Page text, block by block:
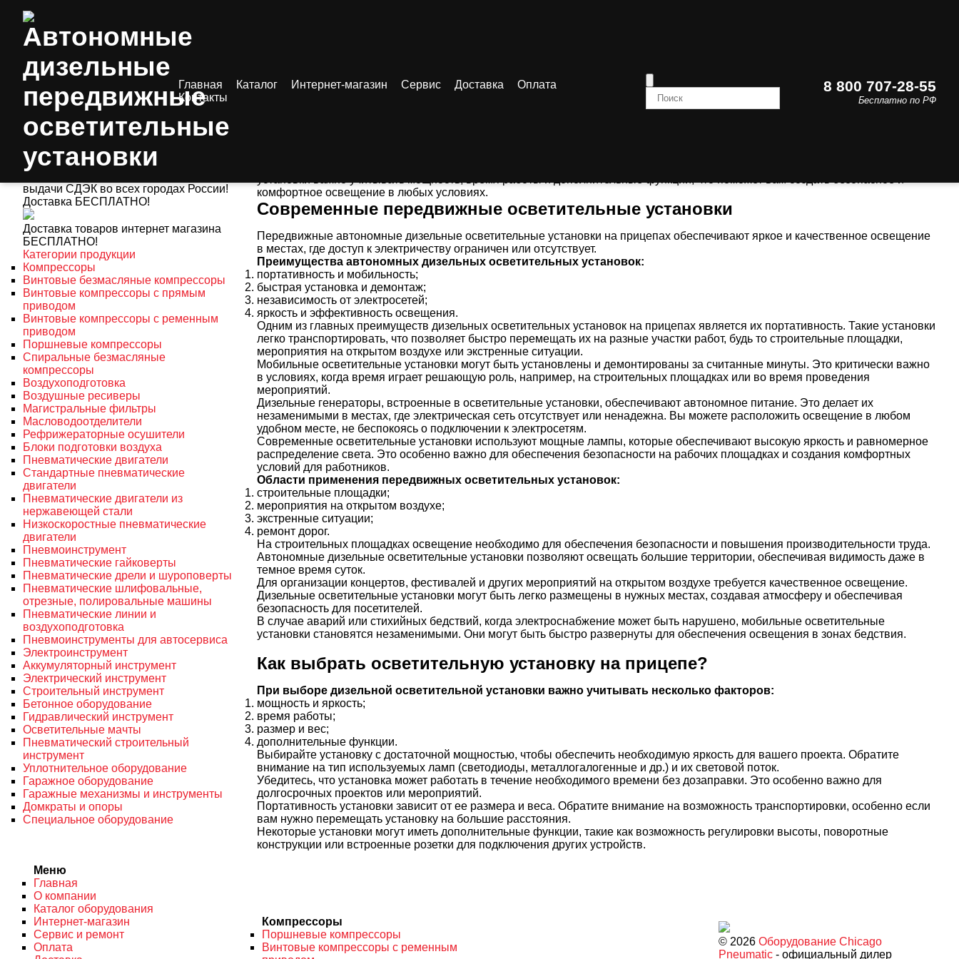
Главная Каталог Интернет-магазин Сервис Доставка
Оплата
Контакты
8 800 707-28-55
Бесплатно по РФ
3000 пунктов выдачи!
Получить оборудование и инструменты
Вы можете в 238 пунктах выдачи ТК
выдачи СДЭК во всех городах России!
Доставка БЕСПЛАТНО!
Доставка товаров интернет магазина
БЕСПЛАТНО!
Категории продукции
Компрессоры
Винтовые безмасляные компрессоры
Винтовые компрессоры с прямым
приводом
Винтовые компрессоры с ременным
приводом
Поршневые компрессоры
Спиральные безмасляные
компрессоры
Воздухоподготовка
Воздушные ресиверы
Магистральные фильтры
Масловодоотделители
Рефрижераторные осушители
Блоки подготовки воздуха
Пневматические двигатели
Стандартные пневматические
двигатели
Пневматические двигатели из
нержавеющей стали
Низкоскоростные пневматические
двигатели
Пневмоинструмент
Пневматические гайковерты
Пневматические дрели и шуроповерты
Пневматические шлифовальные,
отрезные, полировальные машины
Пневматические линии и
воздухоподготовка
Пневмоинструменты для автосервиса
Электроинструмент
Аккумуляторный инструмент
Электрический инструмент
Строительный инструмент
Бетонное оборудование
Гидравлический инструмент
Осветительные мачты
Пневматический строительный
инструмент
Уплотнительное оборудование
Гаражное оборудование
Гаражные механизмы и инструменты
Домкраты и опоры
Специальное оборудование
/Статьи/ Автономные дизельные передвижные осветительные установки
Автономные дизельные передвижные осветительные установки
комфортное освещение в любых условиях.
Современные передвижные осветительные установки
Передвижные автономные дизельные осветительные установки на прицепах обеспечивают яркое и качественное освещение
в местах, где доступ к электричеству ограничен или отсутствует.
Преимущества автономных дизельных осветительных установок:
портативность и мобильность;
быстрая установка и демонтаж;
независимость от электросетей;
яркость и эффективность освещения.
Одним из главных преимуществ дизельных осветительных установок на прицепах является их портативность. Такие установки
легко транспортировать, что позволяет быстро перемещать их на разные участки работ, будь то строительные площадки,
мероприятия на открытом воздухе или экстренные ситуации.
Мобильные осветительные установки могут быть установлены и демонтированы за считанные минуты. Это критически важно
в условиях, когда время играет решающую роль, например, на строительных площадках или во время проведения
мероприятий.
Дизельные генераторы, встроенные в осветительные установки, обеспечивают автономное питание. Это делает их
незаменимыми в местах, где электрическая сеть отсутствует или ненадежна. Вы можете расположить освещение в любом
удобном месте, не беспокоясь о подключении к электросетям.
Современные осветительные установки используют мощные лампы, которые обеспечивают высокую яркость и равномерное
распределение света. Это особенно важно для обеспечения безопасности на рабочих площадках и создания комфортных
условий для работников.
Области применения передвижных осветительных установок:
строительные площадки;
мероприятия на открытом воздухе;
экстренные ситуации;
ремонт дорог.
На строительных площадках освещение необходимо для обеспечения безопасности и повышения производительности труда.
Автономные дизельные осветительные установки позволяют освещать большие территории, обеспечивая видимость даже в
темное время суток.
Для организации концертов, фестивалей и других мероприятий на открытом воздухе требуется качественное освещение.
Дизельные осветительные установки могут быть легко размещены в нужных местах, создавая атмосферу и обеспечивая
безопасность для посетителей.
В случае аварий или стихийных бедствий, когда электроснабжение может быть нарушено, мобильные осветительные
установки становятся незаменимыми. Они могут быть быстро развернуты для обеспечения освещения в зонах бедствия.
Как выбрать осветительную установку на прицепе?
При выборе дизельной осветительной установки важно учитывать несколько факторов:
мощность и яркость;
время работы;
размер и вес;
дополнительные функции.
Выбирайте установку с достаточной мощностью, чтобы обеспечить необходимую яркость для вашего проекта. Обратите
внимание на тип используемых ламп (светодиоды, металлогалогенные и др.) и их световой поток.
Убедитесь, что установка может работать в течение необходимого времени без дозаправки. Это особенно важно для
долгосрочных проектов или мероприятий.
Портативность установки зависит от ее размера и веса. Обратите внимание на возможность транспортировки, особенно если
вам нужно перемещать установку на большие расстояния.
Некоторые установки могут иметь дополнительные функции, такие как возможность регулировки высоты, поворотные
конструкции или встроенные розетки для подключения других устройств.
Меню
Главная
О компании
Каталог оборудования
Интернет-магазин
Сервис и ремонт
Оплата
Компрессоры
Поршневые компрессоры
Винтовые компрессоры с ременным
© 2026 Оборудование Chicago
Pneumatic - официальный дилер